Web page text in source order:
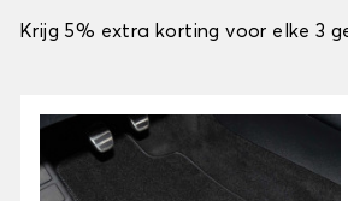
Krijg 5% extra korting voor elke 3